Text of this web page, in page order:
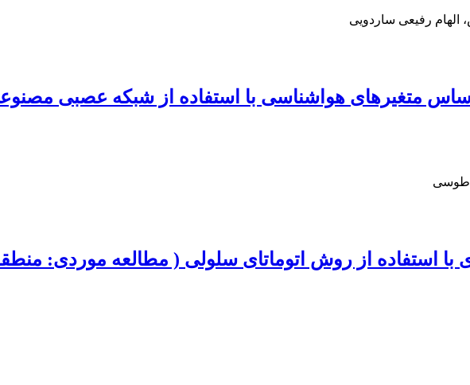
الهام رفیعی ساردویی
اساس متغیرهای هواشناسی با استفاده از شبکه عصبی
طوسی
استفاده از روش اتوماتای سلولی ( مطالعه موردی: